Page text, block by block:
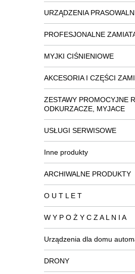
URZĄDZENIA
PROFESJONALNE
MYJKI CIŚNIENIOWE
AKCESORIA I CZĘŚCI
ZESTAWY PROMOCYJNE
ODKURZACZE, MYJACE
USŁUGI SERWISOWE
Inne produkty
ARCHIWALNE PRODUKTY
O U T L E T
W Y P O Ż Y C Z A L N I A
Urządzenia dla domu
DRONY